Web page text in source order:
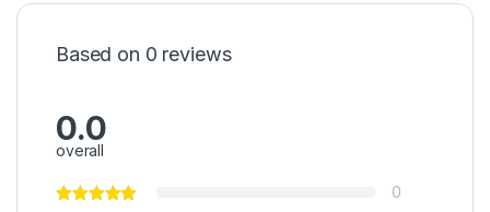
Based on 0 reviews
0.0
overall
0